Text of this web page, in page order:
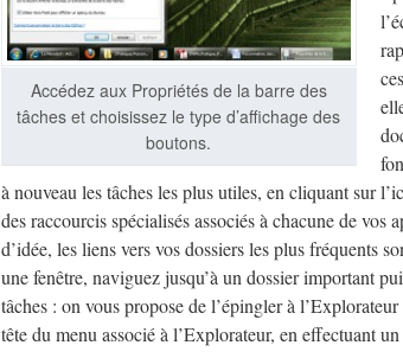
Accédez aux Propriétés de la barre des
tâches et choisissez le type d’affichage des
boutons.
à nouveau les tâches les plus utiles, en cliquant sur
des raccourcis spécialisés associés à chacune de
d’idée, les liens vers vos dossiers les plus fréquents
une fenêtre, naviguez jusqu’à un dossier important
tâches : on vous propose de l’épingler à
tête du menu associé à l’Explorateur, en effectuant